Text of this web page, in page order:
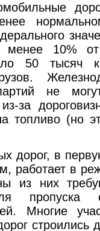
менее 10%
50
не
за
топливо (но
дорог, в
работает в
из них
пропуска
Многие
строились